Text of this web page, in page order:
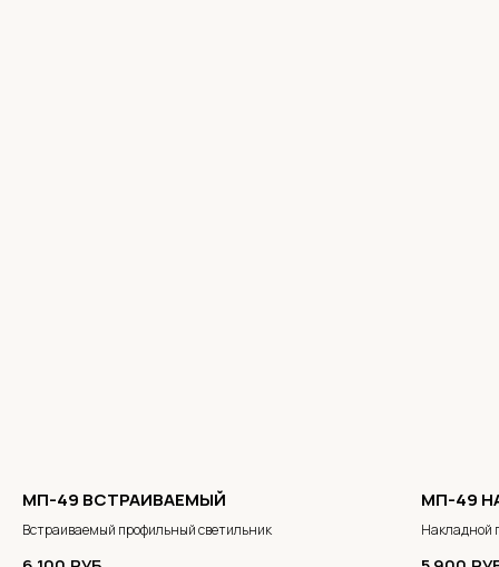
МП-49 ВСТРАИВАЕМЫЙ
Встраиваемый профильный светильник
МП-49
Накладной